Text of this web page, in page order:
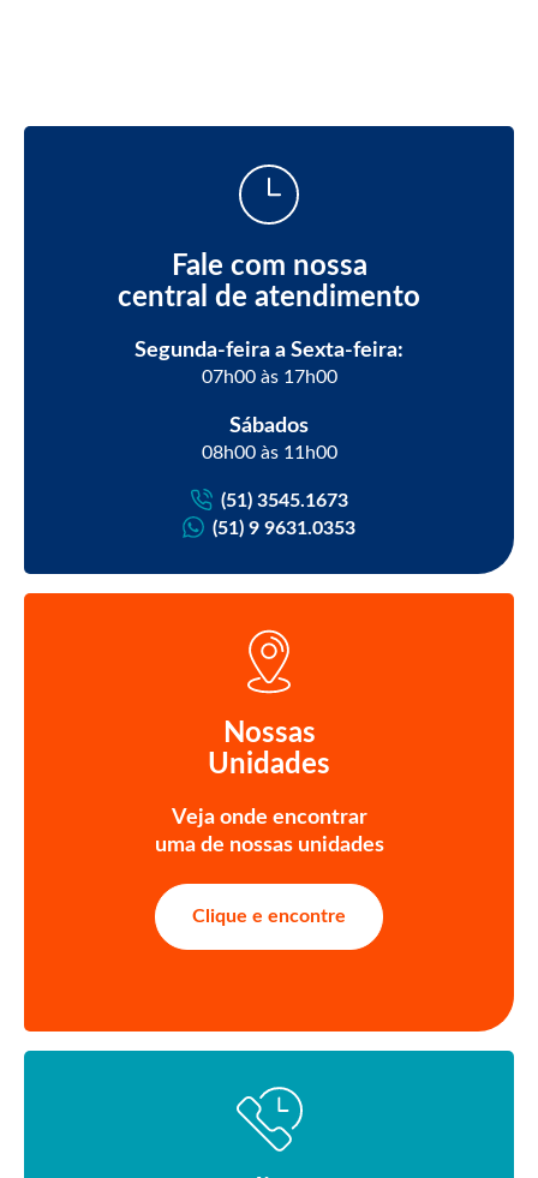
Fale com nossa
central de atendimento
Segunda-feira a Sexta-feira:
07h00 às 17h00
Sábados
08h00 às 11h00
(51) 3545.1673
(51) 9 9631.0353
Nossas
Unidades
Veja onde encontrar
uma de nossas unidades
Clique e encontre